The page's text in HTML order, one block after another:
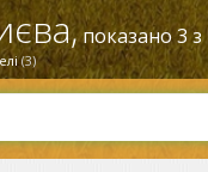
(3)
показано 3